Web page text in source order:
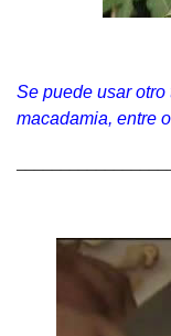
Se puede usar
macadamia, entre